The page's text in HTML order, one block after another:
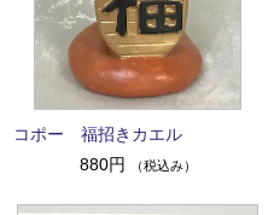
コポー 福招きカエル
880円
（税込み）